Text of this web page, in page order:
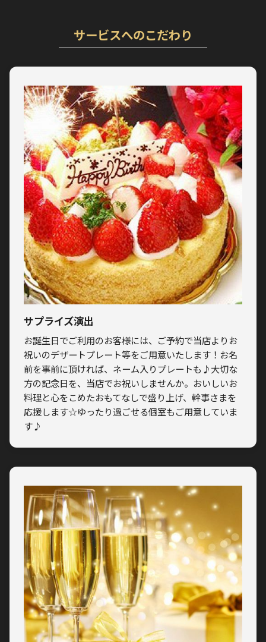
サービスへのこだわり
サプライズ演出
お誕生日でご利用のお客様には、ご予約で当店よりお
祝いのデザートプレート等をご用意いたします！お名
前を事前に頂ければ、ネーム入りプレートも♪大切な
方の記念日を、当店でお祝いしませんか。おいしいお
料理と心をこめたおもてなしで盛り上げ、幹事さまを
応援します☆ゆったり過ごせる個室もご用意していま
す♪